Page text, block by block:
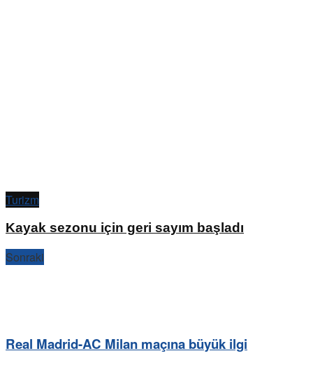
Turizm
Kayak sezonu için geri sayım başladı
Sonraki
Real Madrid-AC Milan maçına büyük ilgi